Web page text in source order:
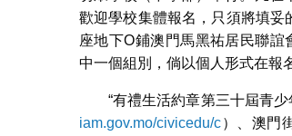
歡迎學校集體報名，只須將填妥
座地下O鋪澳門馬黑祐居民聯誼
中一個組別，倘以個人形式在報
“有禮生活約章第三十屆青
iam.gov.mo/civicedu/c）、澳門